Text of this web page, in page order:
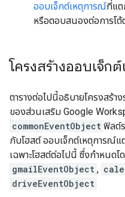
ออบเจ็กต์เหตุการณ์ที่แต
หรือตอบสนองต่อการโต้
โครงสร้างออบเจ็ก
ตารางต่อไปนี้อธิบายโครงสร้
ของส่วนเสริม Google
commonEventObject ฟิลด์
กับโฮสต์ ออบเจ็กต์เหตุการณ์แ
เฉพาะโฮสต์ต่อไปนี้ ซึ่งกำหนด
gmailEventObject ,
driveEventObject